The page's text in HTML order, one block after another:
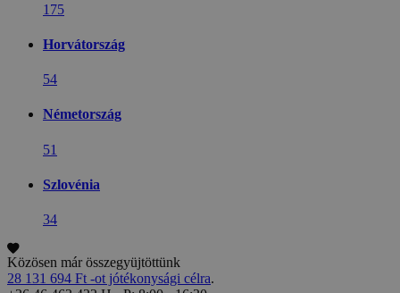
175
Horvátország
54
Németország
51
Szlovénia
34
Közösen már összegyüjtöttünk
28 131 694 Ft -ot jótékonysági célra.